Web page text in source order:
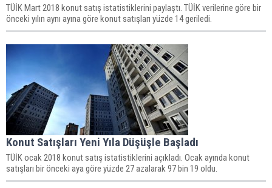
TÜİK Mart 2018 konut satış istatistiklerini paylaştı. TÜİK verilerine göre bir
önceki yılın aynı ayına göre konut satışları yüzde 14 geriledi.
Konut Satışları Yeni Yıla Düşüşle Başladı
TÜİK ocak 2018 konut satış istatistiklerini açıkladı. Ocak ayında konut
satışları bir önceki aya göre yüzde 27 azalarak 97 bin 19 oldu.